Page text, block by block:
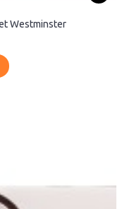
Westminster